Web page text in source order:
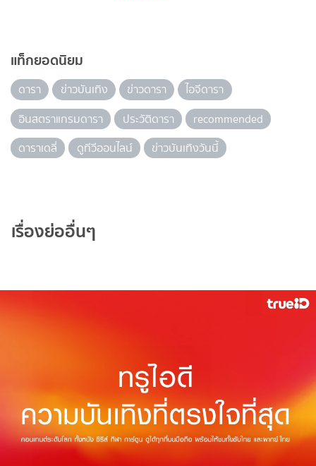
แท็กยอดนิยม
ดารา ข่าวบันเทิง ข่าวดารา
ไอจีดารา
อินสตราแกรมดารา
ประวัติดารา
recommended
ดาราเดลี่
ดูทีวีออนไลน์ ข่าวบันเทิงวันนี้
เรื่องย่ออื่นๆ